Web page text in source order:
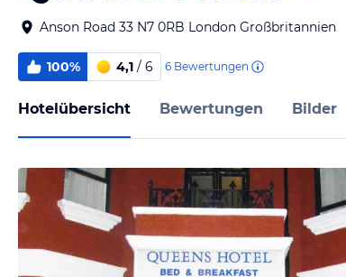
Anson Road 33 N7 0RB London Großbritannien
100% 4,1 / 6 6 Bewertungen
Hotelübersicht Bewertungen Bilder